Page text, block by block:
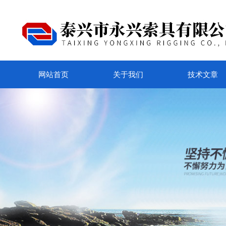
网站首页 关于我们 技术文章